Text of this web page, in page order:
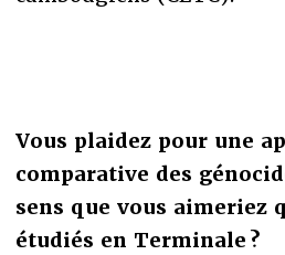
Vous plaidez pour une
comparative des
sens que vous aimeriez
étudiés en Terminale ?